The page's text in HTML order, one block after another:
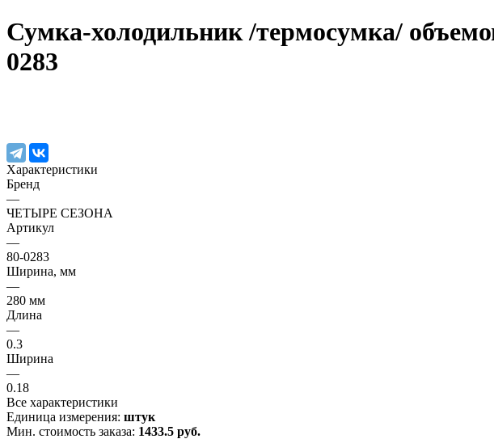
Сумка-холодильник /термосумка/
0283
Характеристики
Бренд
—
ЧЕТЫРЕ СЕЗОНА
Артикул
—
80-0283
Ширина, мм
—
280 мм
Длина
—
0.3
Ширина
—
0.18
Все характеристики
Единица измерения: штук
Мин. стоимость заказа: 1433.5 руб.